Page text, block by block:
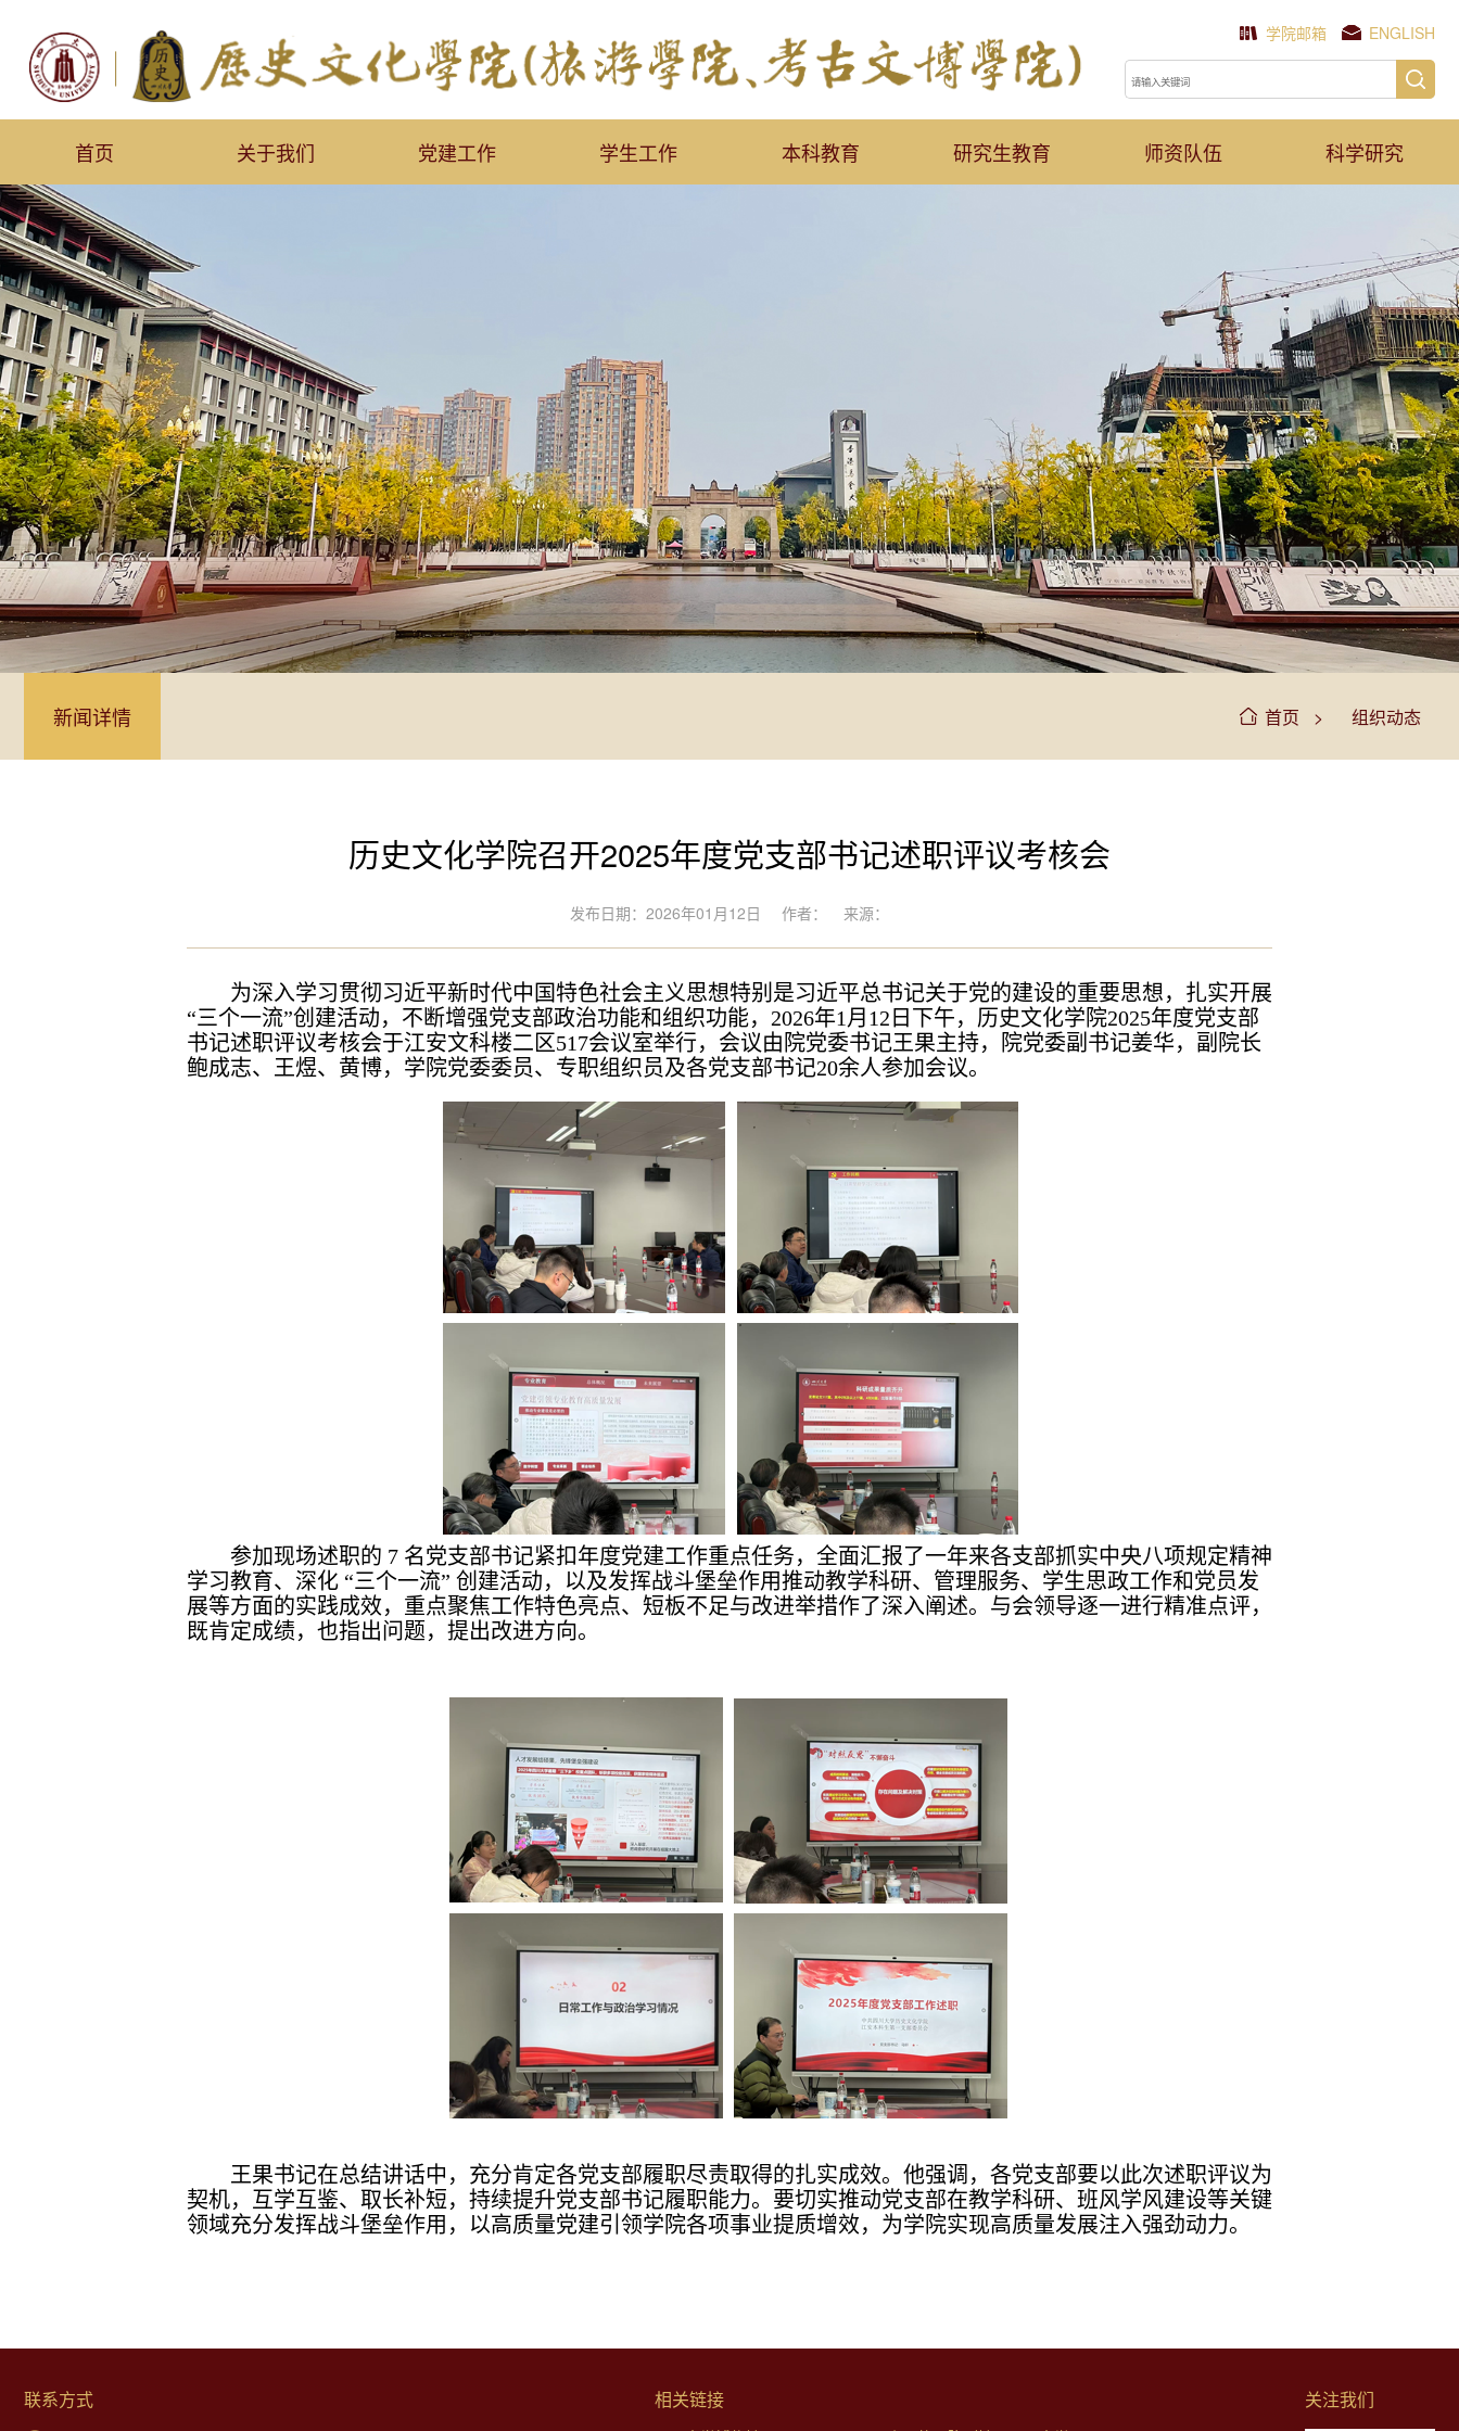
学院邮箱 ENGLISH
首页 关于我们 党建工作 学生工作 本科教育 研究生教育 师资队伍 科学研究
新闻详情 首页 > 组织动态
历史文化学院召开2025年度党支部书记述职评议考核会
发布日期：2026年01月12日 作者： 来源：
为深入学习贯彻习近平新时代中国特色社会主义思想特别是习近平总书记关于党的建设的重要思想，扎实开展
“三个一流”创建活动，不断增强党支部政治功能和组织功能，2026年1月12日下午，历史文化学院2025年度党支部
书记述职评议考核会于江安文科楼二区517会议室举行，会议由院党委书记王果主持，院党委副书记姜华，副院长
鲍成志、王煜、黄博，学院党委委员、专职组织员及各党支部书记20余人参加会议。
参加现场述职的 7 名党支部书记紧扣年度党建工作重点任务，全面汇报了一年来各支部抓实中央八项规定精神
学习教育、深化 “三个一流” 创建活动，以及发挥战斗堡垒作用推动教学科研、管理服务、学生思政工作和党员发
展等方面的实践成效，重点聚焦工作特色亮点、短板不足与改进举措作了深入阐述。与会领导逐一进行精准点评，
既肯定成绩，也指出问题，提出改进方向。
王果书记在总结讲话中，充分肯定各党支部履职尽责取得的扎实成效。他强调，各党支部要以此次述职评议为
契机，互学互鉴、取长补短，持续提升党支部书记履职能力。要切实推动党支部在教学科研、班风学风建设等关键
领域充分发挥战斗堡垒作用，以高质量党建引领学院各项事业提质增效，为学院实现高质量发展注入强劲动力。
联系方式 相关链接 关注我们